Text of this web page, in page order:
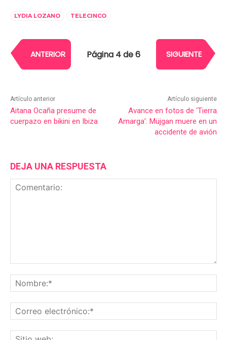
LYDIA LOZANO TELECINCO
ANTERIOR Página 4 de 6 SIGUIENTE
Artículo anterior
Aitana Ocaña presume de
cuerpazo en bikini en Ibiza
Artículo siguiente
Avance en fotos de ‘Tierra
Amarga’: Müjgan muere en un
accidente de avión
DEJA UNA RESPUESTA